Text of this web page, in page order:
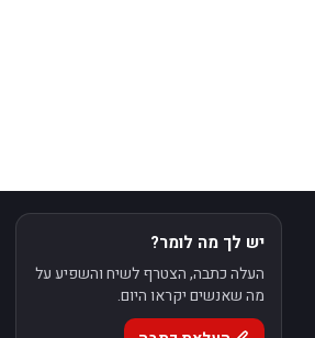
יש לך מה לומר?
העלה כתבה, הצטרף לשיח והשפיע על
מה שאנשים יקראו היום.